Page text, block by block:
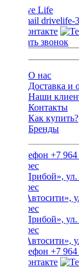
drivelife-
Заказать звонок
О нас
Доставка и
Наши
Контакты
Как купить?
Бренды
+7 964
ТЦ «Прибой»,
ТЦ «Автосити»,
ТЦ «Прибой»,
ТЦ «Автосити»,
+7 964